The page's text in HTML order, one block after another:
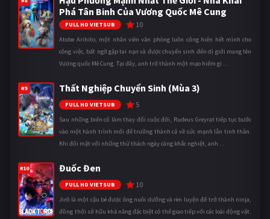
Phá Tân Binh Của Vương Quốc Mê Cung
FULL HD VIETSUB 10
Atobe Arihito, một nhân viên văn phòng luôn cống hiến hết mình cho
công việc, bất ngờ gặp tai nạn và được chuyển sinh đến dị giới mang tên
Vương quốc Mê Cung. Tại đây, anh trở thành một mạo hiểm gi ...
#9 Thất Nghiệp Chuyển Sinh (Mùa 3)
FULL HD VIETSUB 5
Sau những biến cố làm thay đổi cuộc đời, Rudeus Greyrat tiếp tục bước
vào một hành trình mới để trưởng thành cả về sức mạnh lẫn tinh thần.
Khi đối mặt với những thử thách ngày càng khắc nghiệt, anh ...
#10 Đuốc Đen
FULL HD VIETSUB 10
Jirô là một cậu bé được ông nuôi dưỡng và rèn luyện để trở thành ninja,
đồng thời sở hữu khả năng đặc biệt có thể giao tiếp với các loài động vật.